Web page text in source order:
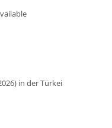
in der Türkei